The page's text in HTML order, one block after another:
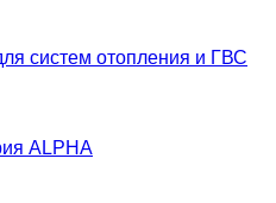
систем отопления и ГВС
ALPHA